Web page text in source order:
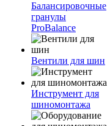
Балансировочные
гранулы
ProBalance
Вентили для шин
Инструмент для
шиномонтажа